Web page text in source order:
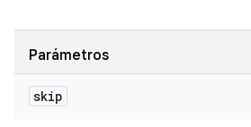
Parámetros
skip